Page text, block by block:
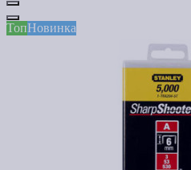
ТопНовинка